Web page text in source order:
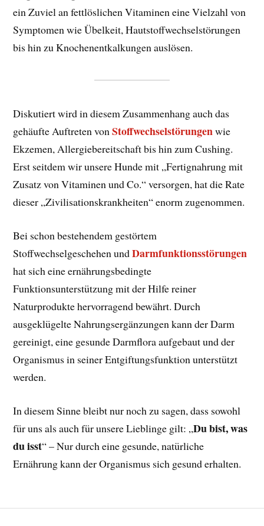
ein Zuviel an fettlöslichen Vitaminen eine Vielzahl von
Symptomen wie Übelkeit, Hautstoffwechselstörungen
bis hin zu Knochenentkalkungen auslösen.
Diskutiert wird in diesem Zusammenhang auch das
gehäufte Auftreten vonStoffwechselstörungenwie
Ekzemen, Allergiebereitschaft bis hin zum Cushing.
Erst seitdem wir unsere Hunde mit „Fertignahrung mit
Zusatz von Vitaminen und Co.“ versorgen, hat die Rate
dieser „Zivilisationskrankheiten“ enorm zugenommen.
Bei schon bestehendem gestörtem
Stoffwechselgeschehen undDarmfunktionsstörungen
hat sich eine ernährungsbedingte
Funktionsunterstützung mit der Hilfe reiner
Naturprodukte hervorragend bewährt. Durch
ausgeklügelte Nahrungsergänzungen kann der Darm
gereinigt, eine gesunde Darmflora aufgebaut und der
Organismus in seiner Entgiftungsfunktion unterstützt
werden.
In diesem Sinne bleibt nur noch zu sagen, dass sowohl
für uns als auch für unsere Lieblinge gilt: „Du bist, was
du isst“ – Nur durch eine gesunde, natürliche
Ernährung kann der Organismus sich gesund erhalten.